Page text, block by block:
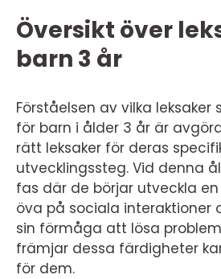
Översikt över
barn 3 år
Förståelsen av vilka
för barn i ålder 3 år är
rätt leksaker för deras
utvecklingssteg. Vid denna
fas där de börjar utveckla
öva på sociala interaktioner
sin förmåga att lösa
främjar dessa färdigheter
för dem.